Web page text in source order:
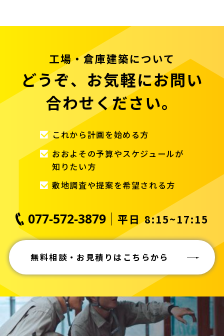
工場・倉庫建築について
どうぞ、お気軽にお問い
合わせください。
これから計画を始める方
おおよその予算やスケジュールが
知りたい方
敷地調査や提案を希望される方
077-572-3879 平日 8:15~17:15
無料相談・お見積りはこちらから